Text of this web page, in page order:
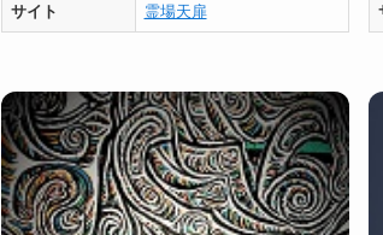
サイト 霊場天扉